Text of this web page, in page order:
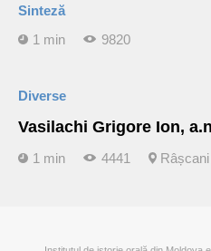
Sinteză
1 min
9820
Diverse
Vasilachi Grigore Ion,
1 min 4441 Râșcani